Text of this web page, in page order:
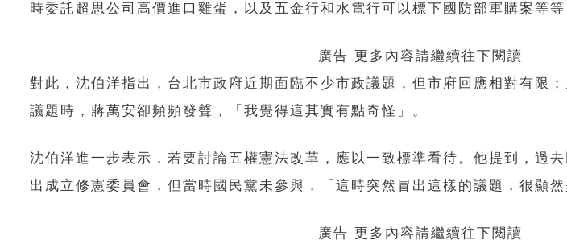
時委託超思公司高價進口雞蛋，以及五金行和水電行可以標下國防部軍購案等等
廣告 更多內容請繼續往下閱讀
對此，沈伯洋指出，台北市政府近期面臨不少市政議題，但市府回應相對有限
議題時，蔣萬安卻頻頻發聲，「我覺得這其實有點奇怪」。
沈伯洋進一步表示，若要討論五權憲法改革，應以一致標準看待。他提到，過
出成立修憲委員會，但當時國民黨未參與，「這時突然冒出這樣的議題，很顯然
廣告 更多內容請繼續往下閱讀